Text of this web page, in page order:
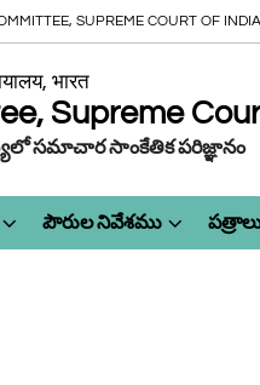
SUPREME COURT OF INDIA
भारत
Supreme
సమాచార సాంకేతిక పరిజ్ఞానం
పౌరుల నివేశము